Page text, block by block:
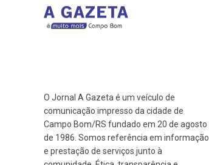
O Jornal A Gazeta é um veículo de
comunicação impresso da cidade de
Campo Bom/RS fundado em 20 de agosto
de 1986. Somos referência em informação
e prestação de serviços junto à